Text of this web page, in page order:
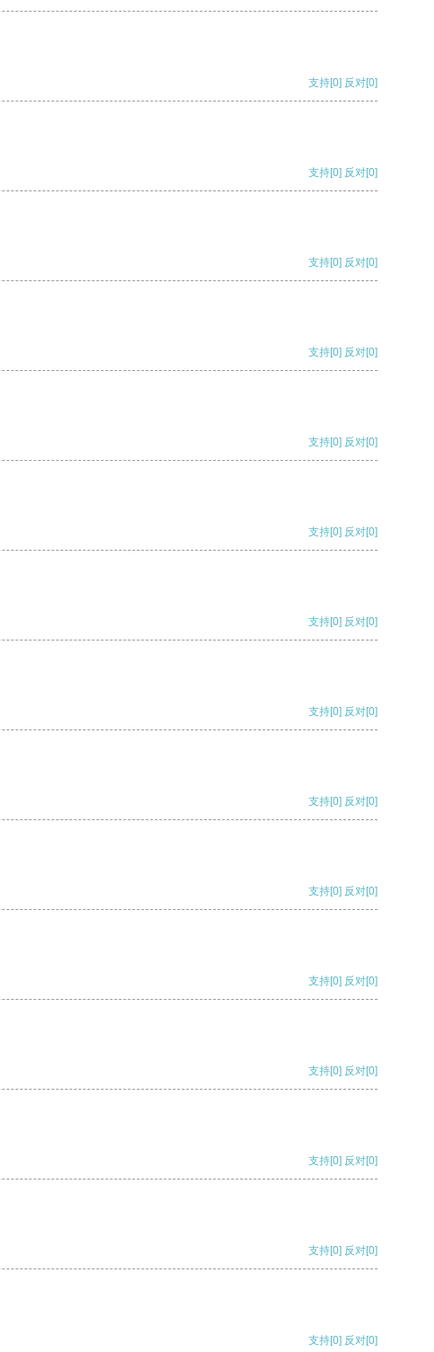
支持[0] 反对[0]
支持[0] 反对[0]
支持[0] 反对[0]
支持[0] 反对[0]
支持[0] 反对[0]
支持[0] 反对[0]
支持[0] 反对[0]
支持[0] 反对[0]
支持[0] 反对[0]
支持[0] 反对[0]
支持[0] 反对[0]
支持[0] 反对[0]
支持[0] 反对[0]
支持[0] 反对[0]
支持[0] 反对[0]